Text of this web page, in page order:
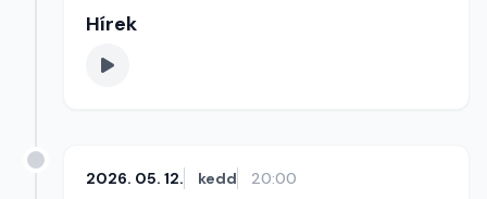
Hírek
2026. 05. 12. kedd 20:00